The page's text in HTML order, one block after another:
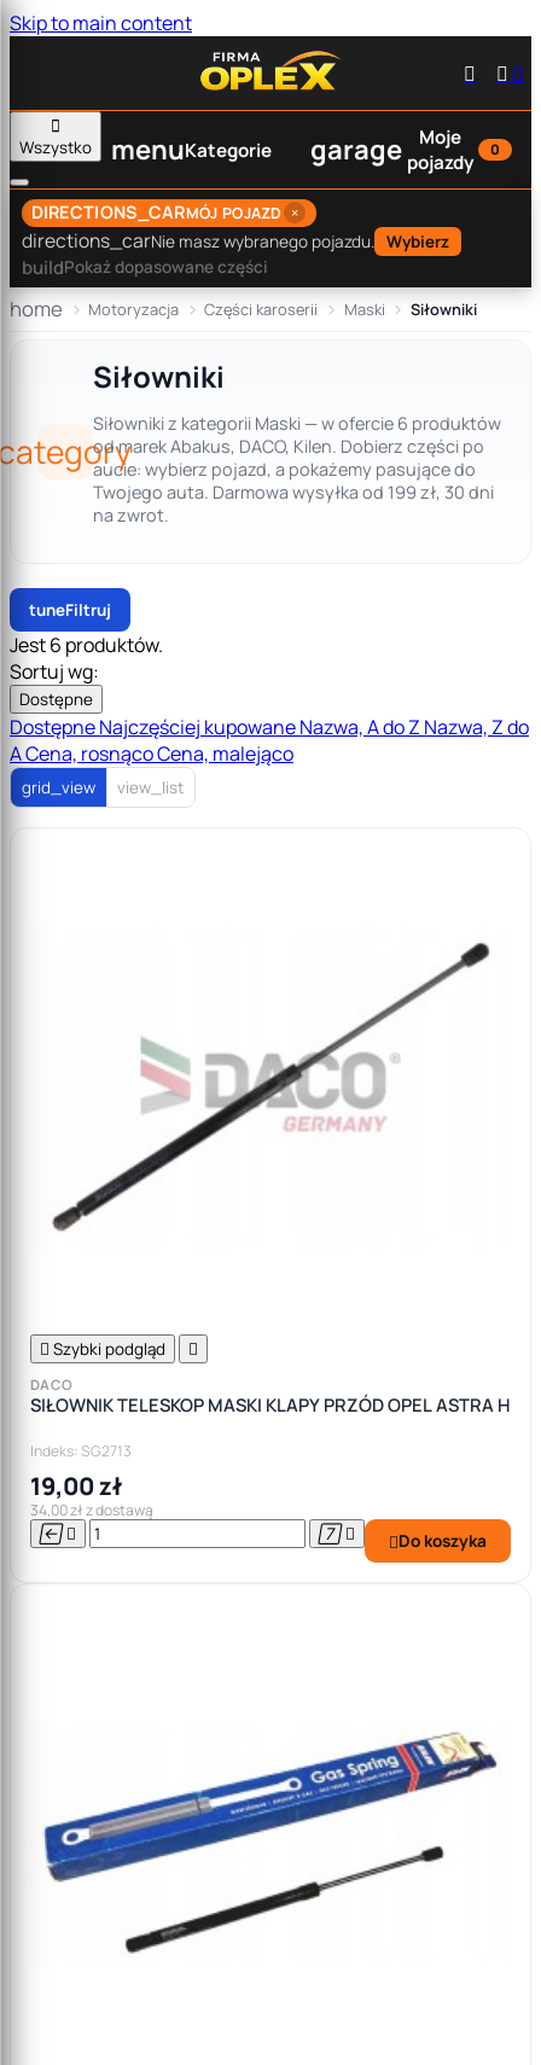
Skip to main content

 0

Wszystko
menuKategorie garage
Moje
pojazdy
0
DIRECTIONS_CARMÓJ POJAZD ×
directions_carNie masz wybranego pojazdu. Wybierz
buildPokaż dopasowane części
home Motoryzacja Części karoserii Maski Siłowniki
Siłowniki
Siłowniki z kategorii Maski — w ofercie 6 produktów
od marek Abakus, DACO, Kilen. Dobierz części po
aucie: wybierz pojazd, a pokażemy pasujące do
Twojego auta. Darmowa wysyłka od 199 zł, 30 dni
na zwrot.
tuneFiltruj
Jest 6 produktów.
Sortuj wg:
Dostępne
DostępneNajczęściej kupowaneNazwa, A do Z Nazwa, Z do
ACena, rosnącoCena, malejąco
grid_view view_list
 Szybki podgląd 
DACO
SIŁOWNIK TELESKOP MASKI KLAPY PRZÓD OPEL ASTRA H
Indeks: SG2713
19,00 zł
34,00 zł z dostawą
    Do koszyka